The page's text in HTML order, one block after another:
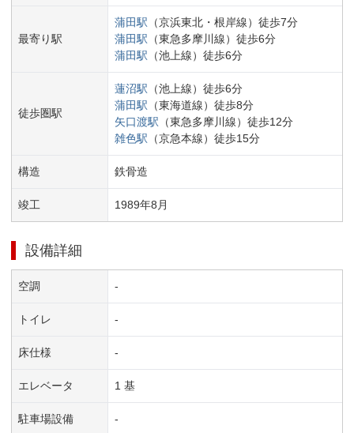
最寄り駅
蒲田駅 （京浜東北・根岸線） 徒歩7分
蒲田駅 （東急多摩川線） 徒歩6分
蒲田駅 （池上線） 徒歩6分
徒歩圏駅
蓮沼駅 （池上線） 徒歩6分
蒲田駅 （東海道線） 徒歩8分
矢口渡駅 （東急多摩川線） 徒歩12分
雑色駅 （京急本線） 徒歩15分
構造 鉄骨造
竣工 1989年8 月
設備詳細
空調 -
トイレ -
床仕様 -
エレベータ 1 基
駐車場設備 -